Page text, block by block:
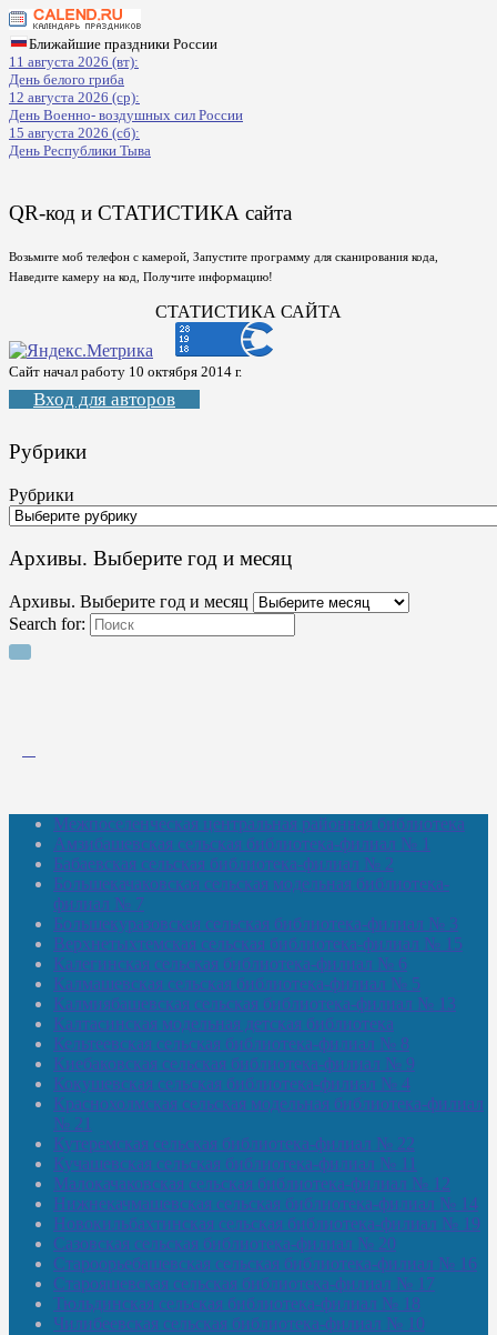
Ближайшие праздники России
11 августа 2026 (вт):
День белого гриба
12 августа 2026 (ср):
День Военно- воздушных сил России
15 августа 2026 (сб):
День Республики Тыва
QR-код и СТАТИСТИКА сайта
Возьмите моб телефон с камерой, Запустите программу для сканирования кода,
Наведите камеру на код, Получите информацию!
СТАТИСТИКА САЙТА
Сайт начал работу 10 октября 2014 г.
Вход для авторов
Рубрики
Рубрики
Архивы. Выберите год и месяц
Архивы. Выберите год и месяц
Search for:
Межпоселенческая центральная районная библиотека
Амзибашевская сельская библиотека-филиал № 1
Бабаевская сельская библиотека-филиал № 2
Большекачаковская сельская модельная библиотека-
филиал № 7
Большекуразовская сельская библиотека-филиал № 3
Верхнетыхтемская сельская библиотека-филиал № 15
Калегинская сельская библиотека-филиал № 6
Калмашевская сельская библиотека-филиал № 5
Калмиябашевская сельская библиотека-филиал № 13
Калтасинская модельная детская библиотека
Кельтеевская сельская библиотека-филиал № 8
Киебаковская сельская библиотека-филиал № 9
Кокушевская сельская библиотека-филиал № 4
Краснохолмская сельская модельная библиотека-филиал
№ 21
Кутеремская сельская библиотека-филиал № 22
Кучашевская сельская библиотека-филиал № 11
Малокачаковская сельская библиотека-филиал № 12
Нижнекачмашевская сельская библиотека-филиал № 14
Новокильбахтинская сельская библиотека-филиал № 19
Сазовская сельская библиотека-филиал № 20
Староорьебашевская сельская библиотека-филиал № 16
Старояшевская сельская библиотека-филиал № 17
Тюльдинская сельская библиотека-филиал № 18
Чилибеевская сельская библиотека-филиал № 10